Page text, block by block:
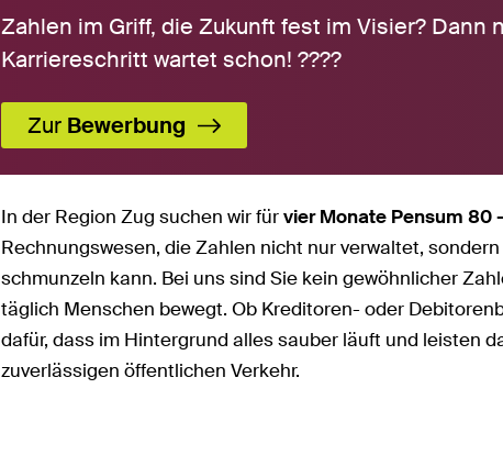
Zahlen im Griff, die Zukunft fest im Visier? Dann
Karriereschritt wartet schon! ????
Zur Bewerbung
In der Region Zug suchen wir fürvier Monate Pensum 80
Rechnungswesen, die Zahlen nicht nur verwaltet,
schmunzeln kann. Bei uns sind Sie kein gewöhnlicher
täglich Menschen bewegt. Ob Kreditoren- oder
dafür, dass im Hintergrund alles sauber läuft und leisten
zuverlässigen öffentlichen Verkehr.